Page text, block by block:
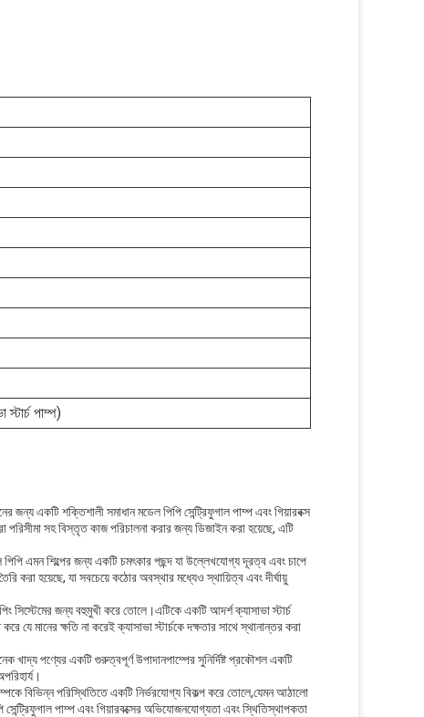
স্টার্চ পাম্প)
জন্য একটি শক্তিশালী সমাধান মডেল পিপি সেন্ট্রিফুগাল পাম্প এবং গিয়ারবক্স
পরিসীমা সহ বিস্তৃত কাজ পরিচালনা করার জন্য ডিজাইন করা হয়েছে, এটি
এমন শিল্পের জন্য একটি চমৎকার পছন্দ যা উল্লেখযোগ্য দূরত্ব এবং চাপে
করা হয়েছে, যা সবচেয়ে কঠোর অবস্থার মধ্যেও স্থায়িত্ব এবং দীর্ঘায়ু
জন্য বহুমুখী করে তোলে।এটিকে একটি আদর্শ ক্যাসাভা স্টার্চ
মানের ক্ষতি না করেই ক্যাসাভা স্টার্চকে দক্ষতার সাথে স্থানান্তর করা
খাদ্য পণ্যের একটি গুরুত্বপূর্ণ উপাদানপাম্পের সুনির্দিষ্ট প্রকৌশল একটি
বিভিন্ন পরিস্থিতিতে একটি নির্ভরযোগ্য বিকল্প করে তোলে,যেমন আঠালো
পাম্প এবং গিয়ারবক্সের অভিযোজনযোগ্যতা এবং স্থিতিস্থাপকতা